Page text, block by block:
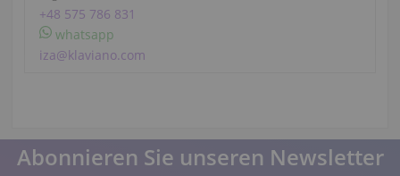
+48 575 786 831
whatsapp
iza@klaviano.com
Abonnieren Sie unseren Newsletter